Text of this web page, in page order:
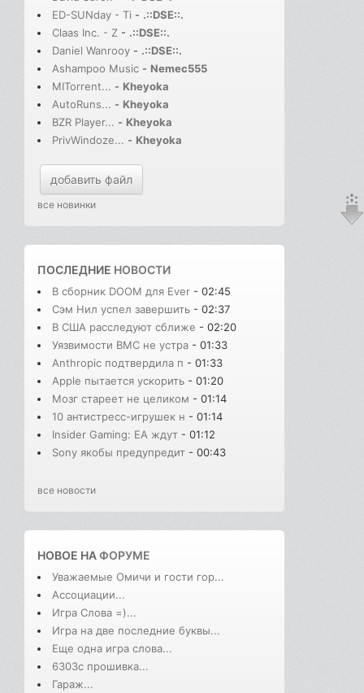
ED-SUNday - Ti - .::DSE::.
Claas Inc. - Z - .::DSE::.
Daniel Wanrooy - .::DSE::.
Ashampoo Music - Nemec555
MITorrent... - Kheyoka
AutoRuns... - Kheyoka
BZR Player... - Kheyoka
PrivWindoze... - Kheyoka
добавить файл
все новинки
ПОСЛЕДНИЕ НОВОСТИ
В сборник DOOM для Ever - 02:45
Сэм Нил успел завершить - 02:37
В США расследуют сближе - 02:20
Уязвимости BMC не устра - 01:33
Anthropic подтвердила п - 01:33
Apple пытается ускорить - 01:20
Мозг стареет не целиком - 01:14
10 антистресс-игрушек н - 01:14
Insider Gaming: EA ждут - 01:12
Sony якобы предупредит - 00:43
все новости
НОВОЕ НАФОРУМЕ
Уважаемые Омичи и гости гор...
Ассоциации...
Игра Слова =)...
Игра на две последние буквы...
Еще одна игра слова...
6303с прошивка...
Гараж...